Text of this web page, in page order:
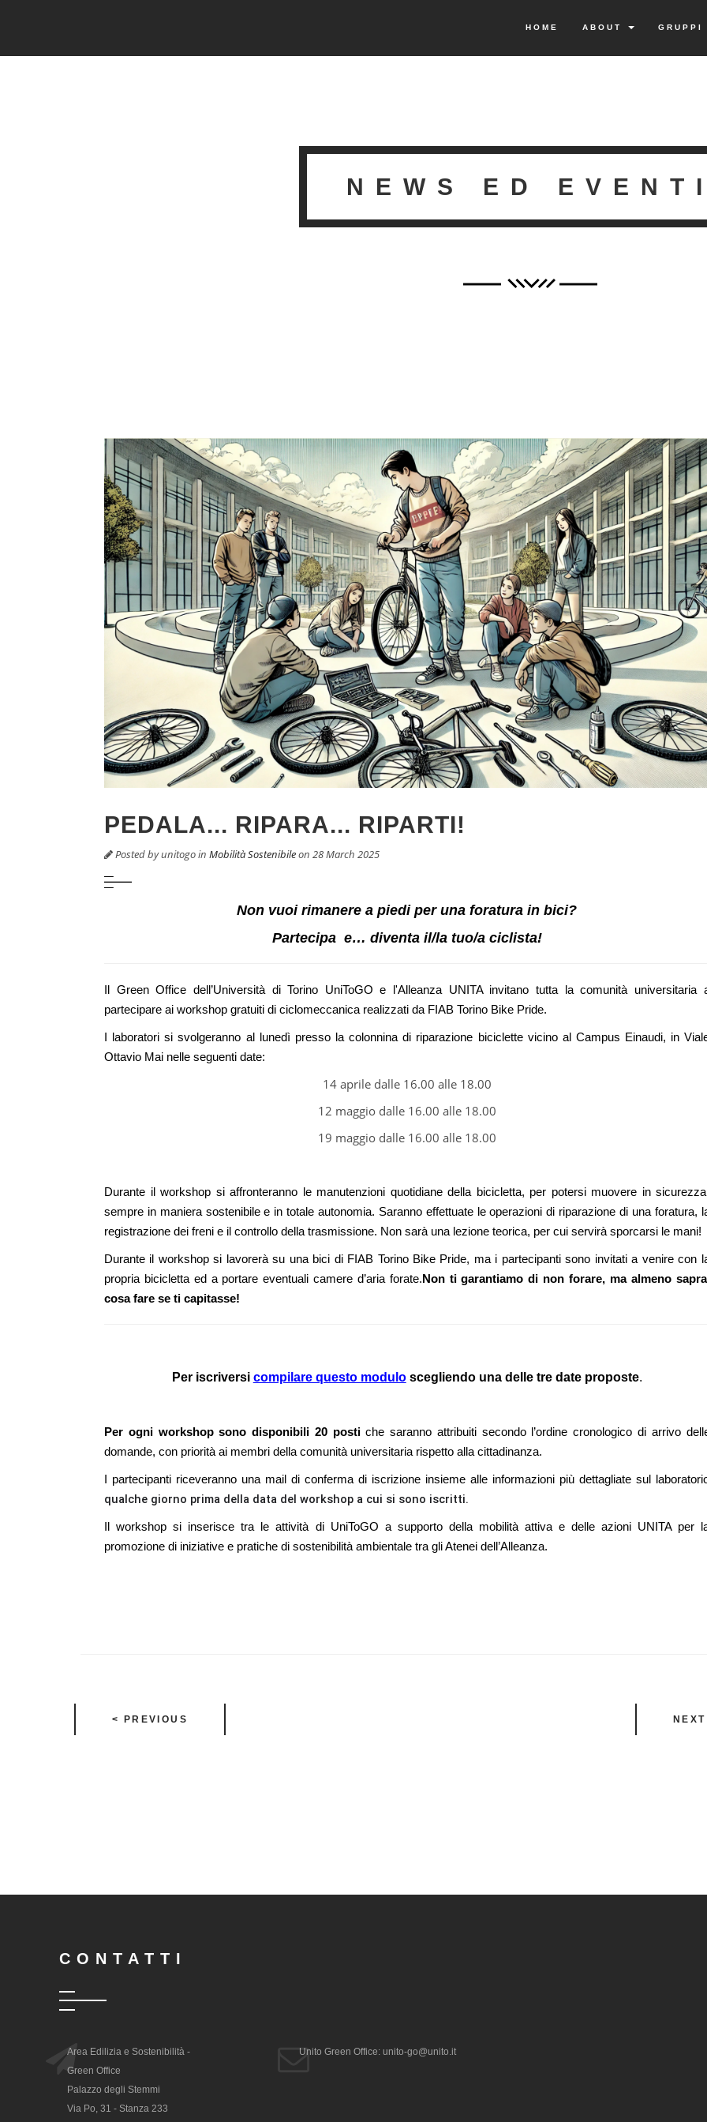
HOME ABOUT GRUPPI
NEWS ED EVENTI
PEDALA... RIPARA... RIPARTI!
Posted byunitogoin Mobilità Sostenibileon 28 March 2025
Non vuoi rimanere a piedi per una foratura in bici?
Partecipa e… diventa il/la tuo/a ciclista!
Il Green Office dell’Università di Torino UniToGO e l'Alleanza UNITA invitano tutta la comunità universitaria
partecipare ai workshop gratuiti di ciclomeccanica realizzati da FIAB Torino Bike Pride.
I laboratori si svolgeranno al lunedì presso la colonnina di riparazione biciclette vicino al Campus Einaudi, in
Ottavio Mai nelle seguenti date:
14 aprile dalle 16.00 alle 18.00
12 maggio dalle 16.00 alle 18.00
19 maggio dalle 16.00 alle 18.00
Durante il workshop si affronteranno le manutenzioni quotidiane della bicicletta, per potersi muovere in
sempre in maniera sostenibile e in totale autonomia. Saranno effettuate le operazioni di riparazione di una foratura,
registrazione dei freni e il controllo della trasmissione. Non sarà una lezione teorica, per cui servirà sporcarsi le mani!
Durante il workshop si lavorerà su una bici di FIAB Torino Bike Pride, ma i partecipanti sono invitati a venire con
propria bicicletta ed a portare eventuali camere d’aria forate.Non ti garantiamo di non forare, ma almeno
cosa fare se ti capitasse!
Per iscriversi compilare questo modulo scegliendo una delle tre date proposte.
Per ogni workshop sono disponibili 20 postiche saranno attribuiti secondo l’ordine cronologico di arrivo
domande, con priorità ai membri della comunità universitaria rispetto alla cittadinanza.
I partecipanti riceveranno una mail di conferma di iscrizione insieme alle informazioni più dettagliate sul
qualche giorno prima della data del workshop a cui si sono iscritti.
Il workshop si inserisce tra le attività di UniToGO a supporto della mobilità attiva e delle azioni UNITA per
promozione di iniziative e pratiche di sostenibilità ambientale tra gli Atenei dell’Alleanza.
< PREVIOUS NEXT
CONTATTI
Area Edilizia e Sostenibilità -
Green Office
Palazzo degli Stemmi
Via Po, 31 - Stanza 233
Unito Green Office: unito-go@unito.it